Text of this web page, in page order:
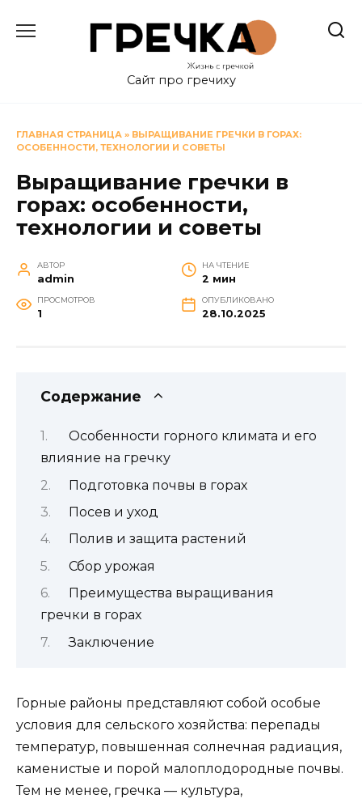
Сайт про гречиху
ГЛАВНАЯ СТРАНИЦА » ВЫРАЩИВАНИЕ ГРЕЧКИ В ГОРАХ:
ОСОБЕННОСТИ, ТЕХНОЛОГИИ И СОВЕТЫ
Выращивание гречки в
горах: особенности,
технологии и советы
АВТОР
admin
НА ЧТЕНИЕ
2 мин
ПРОСМОТРОВ
1
ОПУБЛИКОВАНО
28.10.2025
Содержание
Особенности горного климата и его
влияние на гречку
Подготовка почвы в горах
Посев и уход
Полив и защита растений
Сбор урожая
Преимущества выращивания
гречки в горах
Заключение
Горные районы представляют собой особые
условия для сельского хозяйства: перепады
температур, повышенная солнечная радиация,
каменистые и порой малоплодородные почвы.
Тем не менее, гречка — культура,